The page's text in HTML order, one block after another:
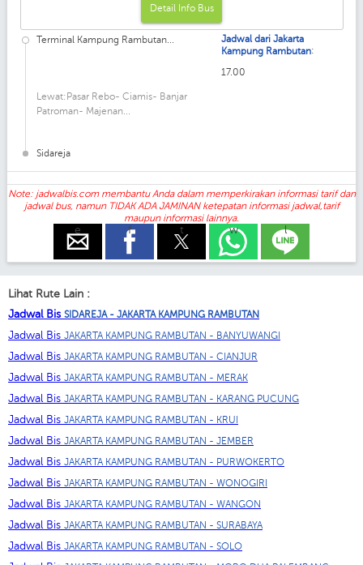
Detail Info Bus
Terminal Kampung Rambutan...
Lewat:Pasar Rebo- Ciamis- Banjar
Patroman- Majenan...
Sidareja
Jadwal dari Jakarta
Kampung Rambutan:
17.00
Note: jadwalbis.com membantu Anda dalam memperkirakan informasi tarif dan
jadwal bus, namun TIDAK ADA JAMINAN ketepatan informasi jadwal,tarif
maupun informasi lainnya.
e f t w l
Lihat Rute Lain :
Jadwal Bis SIDAREJA - JAKARTA KAMPUNG RAMBUTAN
Jadwal Bis JAKARTA KAMPUNG RAMBUTAN - BANYUWANGI
Jadwal Bis JAKARTA KAMPUNG RAMBUTAN - CIANJUR
Jadwal Bis JAKARTA KAMPUNG RAMBUTAN - MERAK
Jadwal Bis JAKARTA KAMPUNG RAMBUTAN - KARANG PUCUNG
Jadwal Bis JAKARTA KAMPUNG RAMBUTAN - KRUI
Jadwal Bis JAKARTA KAMPUNG RAMBUTAN - JEMBER
Jadwal Bis JAKARTA KAMPUNG RAMBUTAN - PURWOKERTO
Jadwal Bis JAKARTA KAMPUNG RAMBUTAN - WONOGIRI
Jadwal Bis JAKARTA KAMPUNG RAMBUTAN - WANGON
Jadwal Bis JAKARTA KAMPUNG RAMBUTAN - SURABAYA
Jadwal Bis JAKARTA KAMPUNG RAMBUTAN - SOLO